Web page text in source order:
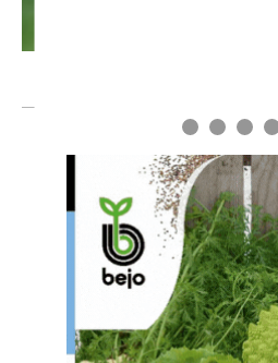
1 2 3 4